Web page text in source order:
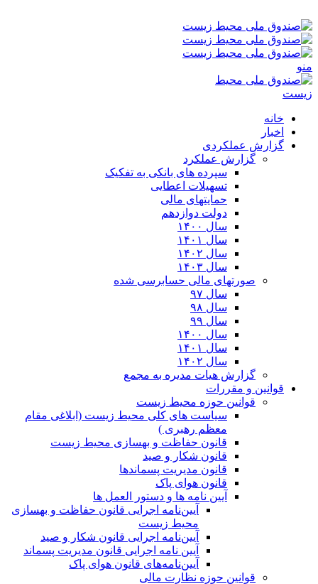
منو
خانه
اخبار
گزارش عملکردی
گزارش عملکرد
سپرده های بانکی به تفکیک
تسهیلات اعطایی
حمایتهای مالی
دولت دوازدهم
سال ۱۴۰۰
سال ۱۴۰۱
سال ۱۴۰۲
سال ۱۴۰۳
صورتهای مالی حسابرسی شده
سال ۹۷
سال ۹۸
سال ۹۹
سال ۱۴۰۰
سال ۱۴۰۱
سال ۱۴۰۲
گزارش هیات مدیره به مجمع
قوانین و مقررات
قوانین حوزه محیط زیست
ﺳﯿﺎﺳﺖ ﻫﺎی ﮐﻠﯽ ﻣﺤﯿﻂ زﯾﺴﺖ (ابلاغی مقام
معظم رهبری )
قانون حفاظت و بهسازی محیط زیست
قانون شکار و صید
قانون مدیریت پسماندها
قانون هوای پاک
آیین نامه ها و دستور العمل ها
آیین‌نامه اجرایی قانون حفاظت و بهسازی
محیط زیست
آیین‌نامه اجرایی قانون شکار و صید
آیین نامه اجرایی قانون مدیریت پسماند
آیین‌نامه‌های قانون هوای پاک
قوانین حوزه نظارت مالی